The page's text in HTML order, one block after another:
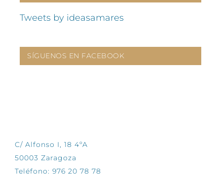
Tweets by ideasamares
SÍGUENOS EN FACEBOOK
C/ Alfonso I, 18 4ºA
50003 Zaragoza
Teléfono: 976 20 78 78